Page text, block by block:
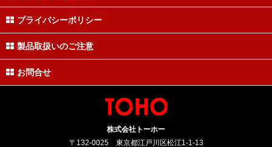
プライバシーポリシー
製品取扱いのご注意
お問合せ
株式会社トーホー
〒132-0025 東京都江戸川区松江1-1-13